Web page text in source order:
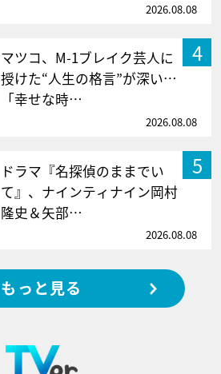
2026.08.08
4
マツコ、M-1ブレイク芸人に
授けた“人生の格言”が深い…
「幸せな時…
2026.08.08
5
ドラマ『名探偵のままでい
て』、ナインティナイン岡村
隆史＆矢部…
2026.08.08
もっと見る